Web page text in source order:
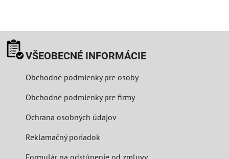
VŠEOBECNÉ INFORMÁCIE
Obchodné podmienky pre osoby
Obchodné podmienky pre firmy
Ochrana osobných údajov
Reklamačný poriadok